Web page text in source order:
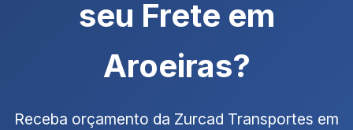
seu Frete em
Aroeiras?
Receba orçamento da Zurcad Transportes em